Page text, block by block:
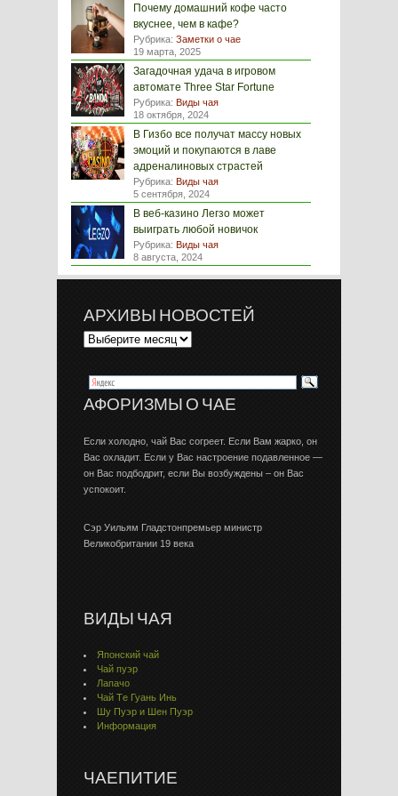
Почему домашний кофе часто
вкуснее, чем в кафе?
Рубрика: Заметки о чае
19 марта, 2025
Загадочная удача в игровом
автомате Three Star Fortune
Рубрика: Виды чая
18 октября, 2024
В Гизбо все получат массу новых
эмоций и покупаются в лаве
адреналиновых страстей
Рубрика: Виды чая
5 сентября, 2024
В веб-казино Легзо может
выиграть любой новичок
Рубрика: Виды чая
8 августа, 2024
АРХИВЫ НОВОСТЕЙ
АФОРИЗМЫ О ЧАЕ
Если холодно, чай Вас согреет. Если Вам жарко, он
Вас охладит. Если у Вас настроение подавленное —
он Вас подбодрит, если Вы возбуждены – он Вас
успокоит.
Сэр Уильям Гладстонпремьер министр
Великобритании 19 века
ВИДЫ ЧАЯ
Японский чай
Чай пуэр
Лапачо
Чай Тe Гуaнь Инь
Шу Пуэр и Шен Пуэр
Информация
ЧАЕПИТИЕ